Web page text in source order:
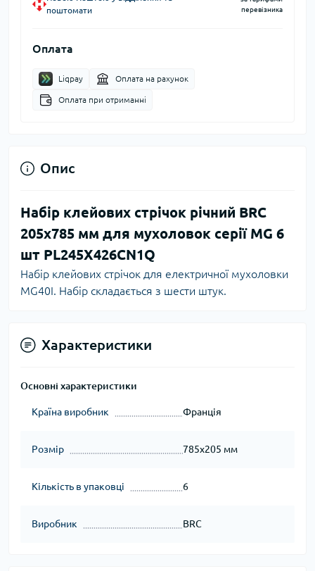
поштомати
перевізника
Оплата
Liqpay Оплата на рахунок
Оплата при отриманні
Опис
Набір клейових стрічок річний BRC
205х785 мм для мухоловок серії MG 6
шт PL245X426CN1Q
Набір клейових стрічок для електричної мухоловки
MG40I. Набір складається з шести штук.
Характеристики
Основні характеристики
Країна виробник Франція
Розмір 785х205 мм
Кількість в упаковці 6
Виробник BRC